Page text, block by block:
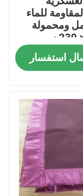
للماء
ومحمولة
استفسار